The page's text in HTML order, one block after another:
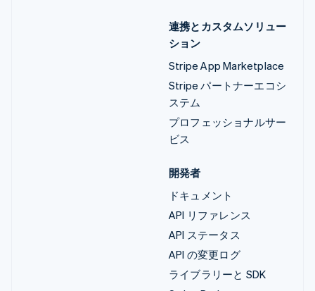
連携とカスタムソリュー
ション
Stripe App Marketplace
Stripe パートナーエコシ
ステム
プロフェッショナルサー
ビス
開発者
ドキュメント
API リファレンス
API ステータス
API の変更ログ
ライブラリーと SDK